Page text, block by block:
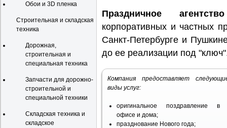
Обои и 3D пленка
Строительная и складская
техника
Дорожная,
строительная и
специальная техника
Запчасти для дорожно-
строительной и
специальной техники
Складская техника и
складское
Праздничное
корпоративных и частных
Санкт-Петербурге и
до ее реализации под
Компания предоставляет
виды услуг:
оригинальное поздравление в
офисе и дома;
празднование Нового года;